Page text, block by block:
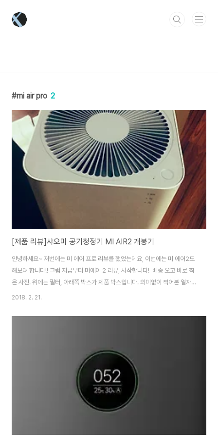
mi air pro 2
[제품 리뷰]샤오미 공기청정기 MI AIR2 개봉기
안녕하세요~ 저번에는 미 에어 프로 리뷰를 했었는데요, 이번에는 미 에어2도
해보려 합니다!! 그럼 지금부터 미에어 2 리뷰, 시작합니다! ​ 배송 오고 바로 찍
은 사진. 위에는 필터, 아래쪽 박스가 제품 박스입니다.​ 의미없이 찍어본 열자마
자 보이는 젠더...​ 외관은 미에어 프로2에서 길이가 낮아지고 lcd가 빠진만큼
네요..​ 뒷부분을 보시면 센서가 똑같이 있고, 필터 교체부분이 있는데 이 부분이
어댑터만 8자였어도 맥세이프 연징선으로 썼을정도...? ​ ..
2018. 2. 21.